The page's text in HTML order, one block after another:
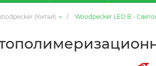
(Китай) / Woodpecker LED.B -